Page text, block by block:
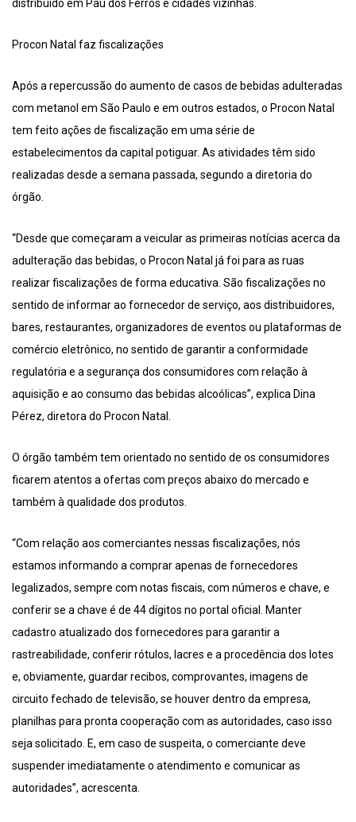
distribuído em Pau dos Ferros e cidades vizinhas.
Procon Natal faz fiscalizações
Após a repercussão do aumento de casos de bebidas adulteradas
com metanol em São Paulo e em outros estados, o Procon Natal
tem feito ações de fiscalização em uma série de
estabelecimentos da capital potiguar. As atividades têm sido
realizadas desde a semana passada, segundo a diretoria do
órgão.
“Desde que começaram a veicular as primeiras notícias acerca da
adulteração das bebidas, o Procon Natal já foi para as ruas
realizar fiscalizações de forma educativa. São fiscalizações no
sentido de informar ao fornecedor de serviço, aos distribuidores,
bares, restaurantes, organizadores de eventos ou plataformas de
comércio eletrônico, no sentido de garantir a conformidade
regulatória e a segurança dos consumidores com relação à
aquisição e ao consumo das bebidas alcoólicas”, explica Dina
Pérez, diretora do Procon Natal.
O órgão também tem orientado no sentido de os consumidores
ficarem atentos a ofertas com preços abaixo do mercado e
também à qualidade dos produtos.
“Com relação aos comerciantes nessas fiscalizações, nós
estamos informando a comprar apenas de fornecedores
legalizados, sempre com notas fiscais, com números e chave, e
conferir se a chave é de 44 dígitos no portal oficial. Manter
cadastro atualizado dos fornecedores para garantir a
rastreabilidade, conferir rótulos, lacres e a procedência dos lotes
e, obviamente, guardar recibos, comprovantes, imagens de
circuito fechado de televisão, se houver dentro da empresa,
planilhas para pronta cooperação com as autoridades, caso isso
seja solicitado. E, em caso de suspeita, o comerciante deve
suspender imediatamente o atendimento e comunicar as
autoridades”, acrescenta.